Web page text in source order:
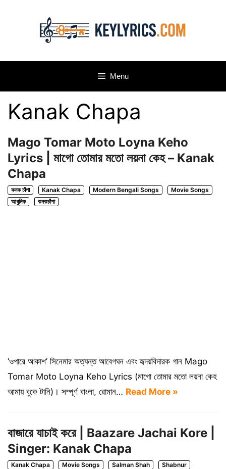
Menu
Kanak Chapa
Mago Tomar Moto Loyna Keho
Lyrics | মাগো তোমার মতো লয়না কেহ – Kanak
Chapa
কনক চাঁপা Kanak Chapa Modern Bengali Songs
Movie Songs
আধুনিক
কনকচাঁপা
‘ওপারে আকাশ’ সিনেমার অত্যন্ত আবেগঘন এবং হৃদয়বিদারক গান Mago
Tomar Moto Loyna Keho Lyrics (মাগো তোমার মতো লয়না কেহ
আমায় বুকে টানি)। সম্পূর্ণ বাংলা, রোমান… Read More »
বাজারে যাচাই করে | Baazare Jachai Kore |
Singer: Kanak Chapa
Kanak Chapa Movie Songs Salman Shah
Shabnur